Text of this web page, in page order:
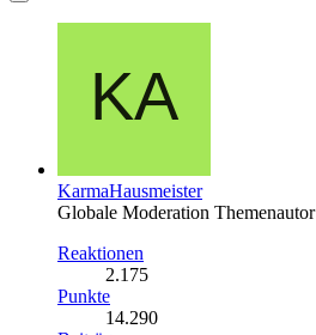
KarmaHausmeister
Globale Moderation Themenautor
Reaktionen
2.175
Punkte
14.290